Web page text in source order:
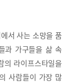
서 사는 소망을 품
과 가구들을 삶 속
의 라이프스타일을
사람들이 가장 많